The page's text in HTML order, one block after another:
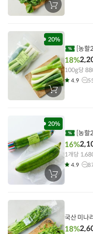
장
바
에
담
기
20%
장
바
에
담
기
[농할
18%
100g당
4.9
20%
장
바
에
담
기
[농할
16%
1개당
4.9
국산 미나
18%